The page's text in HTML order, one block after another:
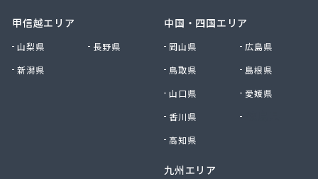
甲信越エリア
山梨県
長野県
新潟県
中国・四国エリア
岡山県
広島県
鳥取県
島根県
山口県
愛媛県
香川県
高知県
九州エリア